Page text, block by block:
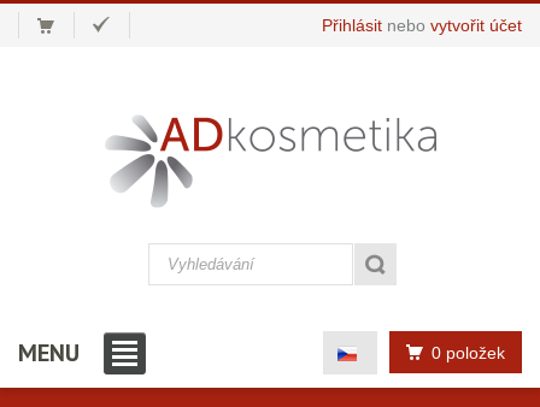
Přihlásit nebo vytvořit účet
0 položek
MENU